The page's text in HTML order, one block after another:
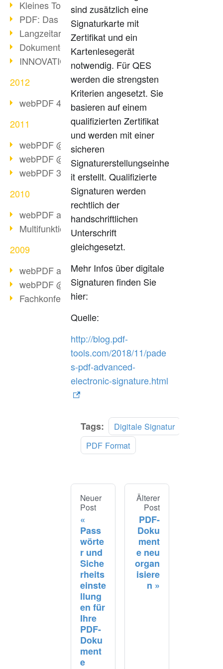
Kleines Tool, große Wirkung
PDF: Das Format für alle Fälle
Langzeitarchivierung mit PDF/A
Dokumente im Browser konvertieren
INNOVATIONSPREIS-IT 2013
2012
webPDF 4.0 steht zur Verfügung!
2011
webPDF @ DMS EXPO Resümee
webPDF @ DMS Expo 2011
webPDF 3.0 steht bereit!
2010
webPDF als 64bit-Edition
Multifunktionswerkzeug webPDF 2.0
2009
webPDF als Virtual Appliance
webPDF @ Top 20 IT-Produkte
Fachkonferenz PDF/A
sind zusätzlich eine
Signaturkarte mit
Zertifikat und ein
Kartenlesegerät
notwendig. Für QES
werden die strengsten
Kriterien angesetzt. Sie
basieren auf einem
qualifizierten Zertifikat
und werden mit einer
sicheren
Signaturerstellungseinhe
it erstellt. Qualifizierte
Signaturen werden
rechtlich der
handschriftlichen
Unterschrift
gleichgesetzt.
Mehr Infos über digitale
Signaturen finden Sie
hier:
Quelle:
http://blog.pdf-
tools.com/2018/11/pade
s-pdf-advanced-
electronic-signature.html
Tags:
Digitale Signatur
PDF Format
Neuer
Post
Pass
wörte
r und
Siche
rheits
einste
llung
en für
Ihre
PDF-
Doku
ment
e
Älterer
Post
PDF-
Doku
ment
e neu
organ
isiere
n